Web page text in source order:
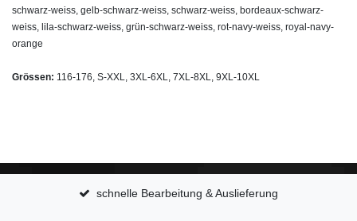
schwarz-weiss, gelb-schwarz-weiss, schwarz-weiss, bordeaux-schwarz-
weiss, lila-schwarz-weiss, grün-schwarz-weiss, rot-navy-weiss, royal-navy-
orange
Grössen: 116-176, S-XXL, 3XL-6XL, 7XL-8XL, 9XL-10XL
schnelle Bearbeitung & Auslieferung